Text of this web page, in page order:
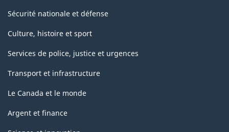
Sécurité nationale et défense
Culture, histoire et sport
Services de police, justice et urgences
Transport et infrastructure
Le Canada et le monde
Argent et finance